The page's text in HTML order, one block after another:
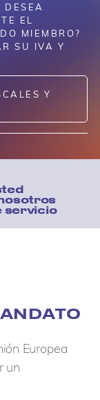
EL
MIEMBRO?
SU IVA Y
Y
servicio
Europea
un